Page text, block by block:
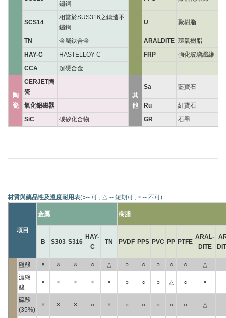
鏽鋼
SCS14
相當於SUS316之鑄造不
鏽鋼
U 聚樹脂
TN 金屬鈦合金 ARALDITE 環氧樹脂
HAY-C
HASTELLOY-C FRP
強化玻璃纖維
CCA
超硬合金
陶
瓷
CERJET陶
瓷
其
他
Sa 藍寶石
氧化鋁磁器 Ru
紅寶石
SiC
碳矽化合物 GR 石墨
材質與藥品性及溫度耐用表(○-- 可 , △ -- 短期可 , × -- 不可)
項目
金屬 樹脂
B S303 S316
HAY-
C
TN PVDF PPS PVC PP PTFE
ARAL-
DITE
鹽酸 × × × ○ △ ○ ○ ○ ○ ○
△
濃鹽
酸
× × × × × ○ ○ ○ △ ○ ×
硫酸
(35%)
× × × ○ × ○ ○ ○ ○ ○ △